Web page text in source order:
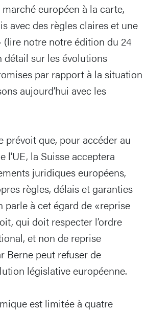
européen à la carte,
avec des règles claires et une
notre notre édition du 24
détail sur les évolutions
par rapport à la situation
aujourd’hui avec les
prévoit que, pour accéder au
l’UE, la Suisse acceptera
juridiques européens,
règles, délais et garanties
parle à cet égard de «reprise
qui doit respecter l’ordre
et non de reprise
Berne peut refuser de
législative européenne.
est limitée à quatre